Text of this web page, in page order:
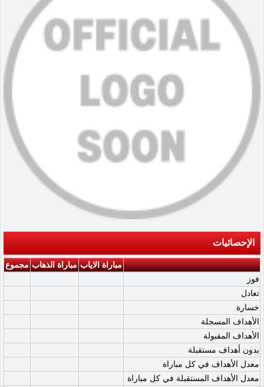
الإحصائيات
مباراة الاياب مباراة الذهاب مجموع
فوز
تعادل
خسارة
الأهداف المسجلة
الأهداف المقبولة
بدون أهداف مستقبلة
معدل الأهداف في كل مباراة
معدل الأهداف المستقبلة في كل مباراة